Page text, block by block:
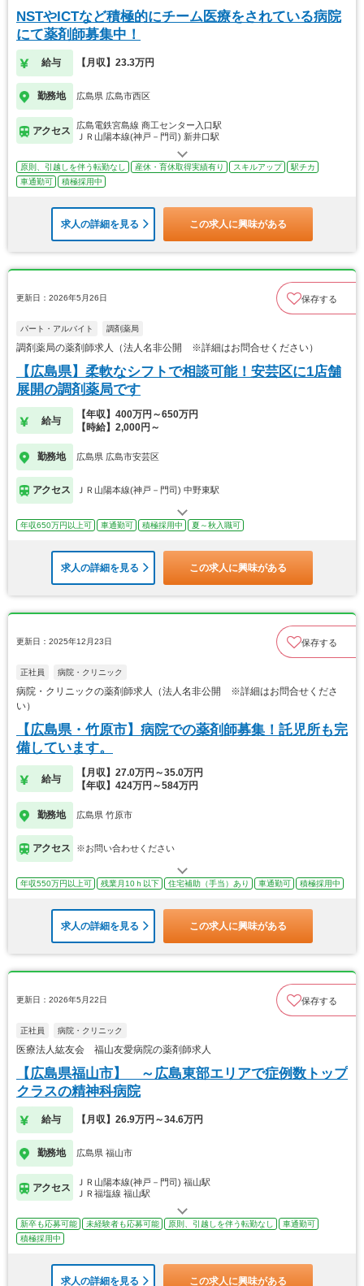
NSTやICTなど積極的にチーム医療をされている病院
にて薬剤師募集中！
給与 【月収】23.3万円
勤務地 広島県 広島市西区
アクセス
広島電鉄宮島線 商工センター入口駅
ＪＲ山陽本線(神戸－門司) 新井口駅
原則、引越しを伴う転勤なし 産休・育休取得実績有り スキルアップ
駅チカ
車通勤可
積極採用中
求人の詳細を見る この求人に興味がある
更新日：2026年5月26日 保存する
パート・アルバイト 調剤薬局
調剤薬局の薬剤師求人（法人名非公開 ※詳細はお問合せください）
【広島県】柔軟なシフトで相談可能！安芸区に1店舗
展開の調剤薬局です
給与
【年収】400万円～650万円
【時給】2,000円～
勤務地 広島県 広島市安芸区
アクセス ＪＲ山陽本線(神戸－門司) 中野東駅
年収650万円以上可 車通勤可 積極採用中 夏～秋入職可
求人の詳細を見る この求人に興味がある
更新日：2025年12月23日 保存する
正社員 病院・クリニック
病院・クリニックの薬剤師求人（法人名非公開 ※詳細はお問合せくださ
い）
【広島県・竹原市】病院での薬剤師募集！託児所も完
備しています。
給与
【月収】27.0万円～35.0万円
【年収】424万円～584万円
勤務地 広島県 竹原市
アクセス ※お問い合わせください
年収550万円以上可 残業月10ｈ以下 住宅補助（手当）あり 車通勤可 積極採用中
求人の詳細を見る この求人に興味がある
更新日：2026年5月22日 保存する
正社員 病院・クリニック
医療法人紘友会 福山友愛病院の薬剤師求人
【広島県福山市】 ～広島東部エリアで症例数トップ
クラスの精神科病院
給与 【月収】26.9万円～34.6万円
勤務地 広島県 福山市
アクセス
ＪＲ山陽本線(神戸－門司) 福山駅
ＪＲ福塩線 福山駅
新卒も応募可能 未経験者も応募可能 原則、引越しを伴う転勤なし
車通勤可
積極採用中
求人の詳細を見る この求人に興味がある